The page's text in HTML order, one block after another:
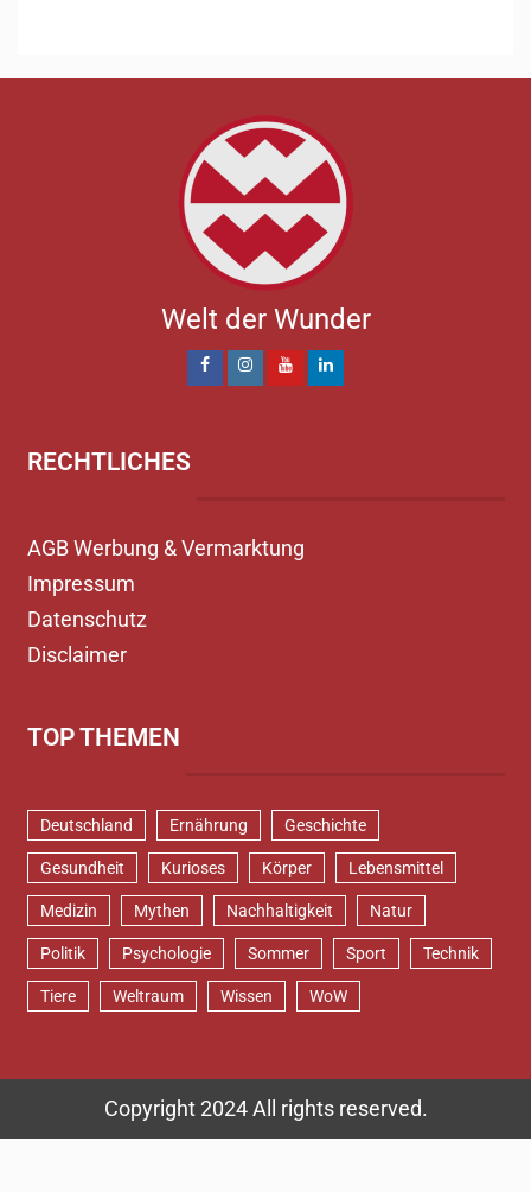
Welt der Wunder
RECHTLICHES
AGB Werbung & Vermarktung
Impressum
Datenschutz
Disclaimer
TOP THEMEN
Deutschland Ernährung Geschichte
Gesundheit Kurioses Körper Lebensmittel
Medizin Mythen Nachhaltigkeit Natur
Politik Psychologie Sommer Sport Technik
Tiere Weltraum Wissen WoW
Copyright 2024 All rights reserved.